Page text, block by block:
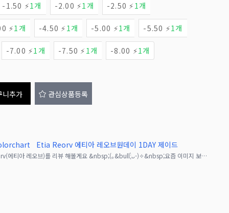
-1.50 ⚡1개 -2.00 ⚡1개 -2.50 ⚡ 1개
⚡1개 -4.50 ⚡ 1개 -5.00 ⚡1개 -5.50 ⚡1개
-7.00 ⚡1개 -7.50 ⚡ 1개 -8.00 ⚡1개
니추가 관심상품등록
Etia Reorv 에티아 레오브원데이 1DAY 제이드
꿈을 이루게 해주는 에티아 시리즈 Etia.Reorv(에티아 레오브)를 리뷰 해볼게요 &nbsp;(｡&bull;̀ᴗ-)✧&nbsp;요즘 이미지 보정 기술이 빠르게 발전하면서, 굳이